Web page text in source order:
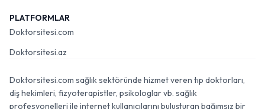
PLATFORMLAR
Doktorsitesi.com
Doktorsitesi.az
Doktorsitesi.com sağlık sektöründe hizmet veren tıp doktorları,
diş hekimleri, fizyoterapistler, psikologlar vb. sağlık
profesyonelleri ile internet kullanıcılarını buluşturan bağımsız bir